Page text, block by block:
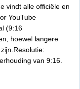
vindt alle officiële en
YouTube
(9:16
hoewel langere
van 9:16.